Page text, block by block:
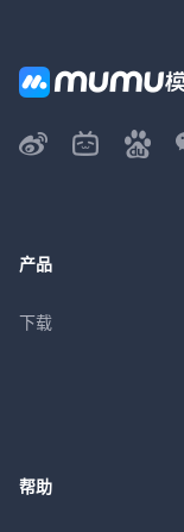
产品
下载
帮助